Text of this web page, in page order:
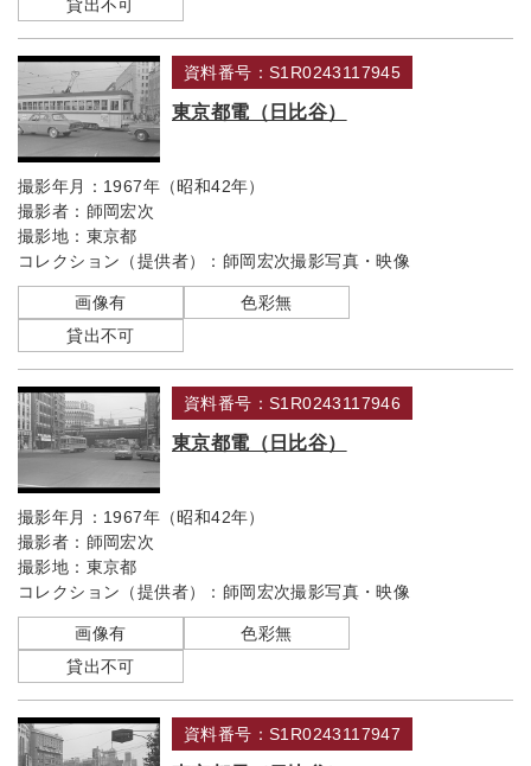
貸出不可
資料番号：S1R0243117945
東京都電（日比谷）
撮影年月： 1967年（昭和42年）
撮影者： 師岡宏次
撮影地： 東京都
コレクション（提供者）： 師岡宏次撮影写真・映像
画像有
色彩無
貸出不可
資料番号：S1R0243117946
東京都電（日比谷）
撮影年月： 1967年（昭和42年）
撮影者： 師岡宏次
撮影地： 東京都
コレクション（提供者）： 師岡宏次撮影写真・映像
画像有
色彩無
貸出不可
資料番号：S1R0243117947